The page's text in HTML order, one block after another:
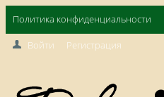
Политика конфиденциальности
Войти Регистрация